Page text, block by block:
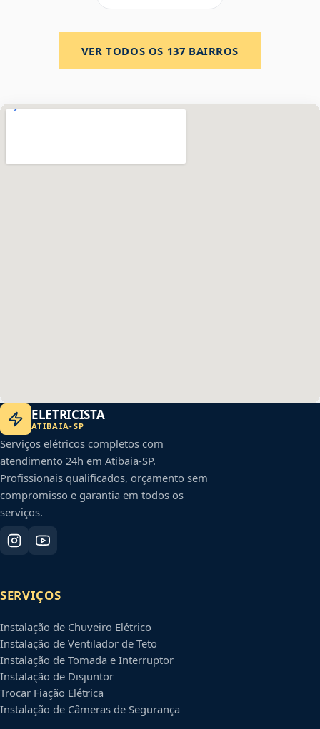
VER TODOS OS 137 BAIRROS
ELETRICISTA
ATIBAIA-SP
Serviços elétricos completos com
atendimento 24h em Atibaia-SP.
Profissionais qualificados, orçamento sem
compromisso e garantia em todos os
serviços.
SERVIÇOS
Instalação de Chuveiro Elétrico
Instalação de Ventilador de Teto
Instalação de Tomada e Interruptor
Instalação de Disjuntor
Trocar Fiação Elétrica
Instalação de Câmeras de Segurança